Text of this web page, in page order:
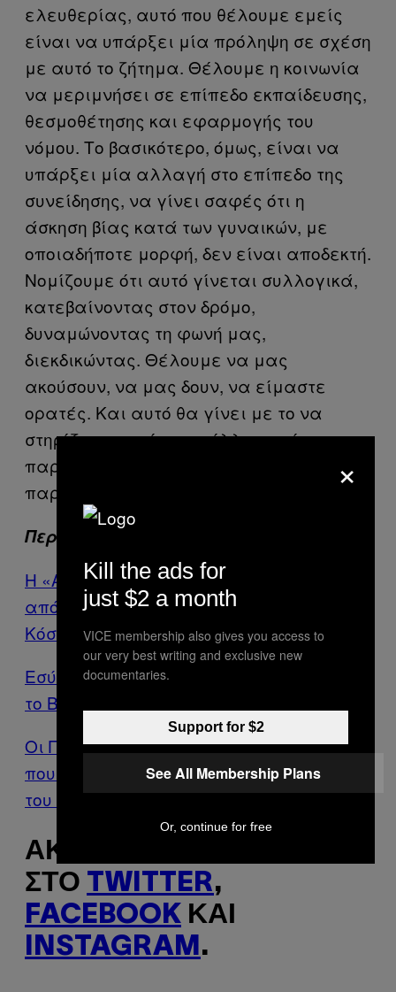
ελευθερίας, αυτό που θέλουμε εμείς
είναι να υπάρξει μία πρόληψη σε σχέση
με αυτό το ζήτημα. Θέλουμε η κοινωνία
να μεριμνήσει σε επίπεδο εκπαίδευσης,
θεσμοθέτησης και εφαρμογής του
νόμου. Το βασικότερο, όμως, είναι να
υπάρξει μία αλλαγή στο επίπεδο της
συνείδησης, να γίνει σαφές ότι η
άσκηση βίας κατά των γυναικών, με
οποιαδήποτε μορφή, δεν είναι αποδεκτή.
Νομίζουμε ότι αυτό γίνεται συλλογικά,
κατεβαίνοντας στον δρόμο,
δυναμώνοντας τη φωνή μας,
διεκδικώντας. Θέλουμε να μας
ακούσουν, να μας δουν, να είμαστε
ορατές. Και αυτό θα γίνει με το να
στηρίζουμε η μία την άλλη και όχι
παρακαλώντας για κάποιες
παραχωρήσεις», ολοκληρώνει.
Περισσότερα από το VICE
Η «Ασθένεια της Αυτοκτονίας» Είναι μια
από τις πιο Οδυνηρές Διαταραχές στον
Κόσμο
Εσύ Φοβάσαι να Περπατήσεις Μόνη σου
το Βράδυ στην Αθήνα;
Οι Πυρκαγιές στον Πόλεμο του Κόλπου
που Μετέτρεψαν τις Πετρελαιοπηγές
του Κουβέιτ σε Κόλαση
ΑΚΟΛΟΥΘΉΣΤΕ ΤΟ VICE
ΣΤΟ TWITTER,
FACEBOOK ΚΑΙ
INSTAGRAM .
×
Kill the ads for
just $2 a month
VICE membership also gives you access to
our very best writing and exclusive new
documentaries.
Support for $2
See All Membership Plans
Or, continue for free